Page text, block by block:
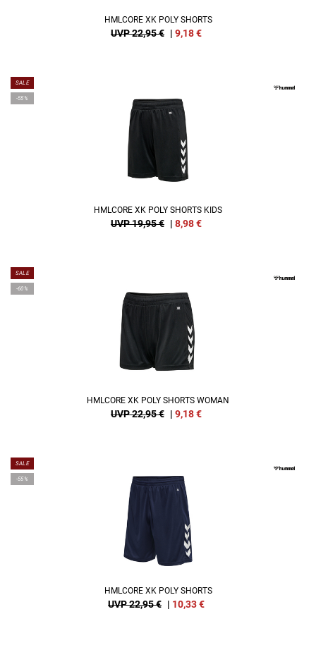
HMLCORE XK POLY SHORTS
UVP 22,95 € | 9,18€
SALE
-55%
HMLCORE XK POLY SHORTS KIDS
UVP 19,95 € | 8,98€
SALE
-60%
HMLCORE XK POLY SHORTS WOMAN
UVP 22,95 € | 9,18€
SALE
-55%
HMLCORE XK POLY SHORTS
UVP 22,95 € | 10,33€